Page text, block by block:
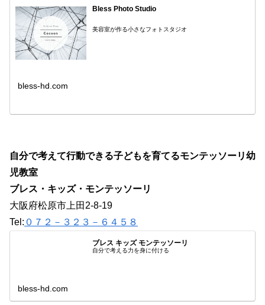
Bless Photo Studio
美容室が作る小さなフォトスタジオ
bless-hd.com
自分で考えて行動できる子どもを育てるモンテッソーリ幼
児教室
ブレス・キッズ・モンテッソーリ
大阪府松原市上田2-8-19
Tel: ０７２－３２３－６４５８
ブレス キッズ モンテッソーリ
自分で考える力を身に付ける
bless-hd.com